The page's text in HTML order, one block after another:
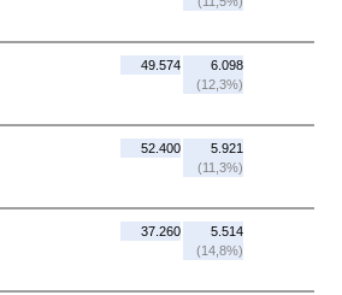
49.574
6.098
(12,3%)
52.400
5.921
(11,3%)
37.260
5.514
(14,8%)